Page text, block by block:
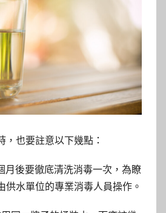
，也要註意以下幾點：
月後要徹底清洗消毒一次，為瞭
供水單位的專業消毒人員操作。